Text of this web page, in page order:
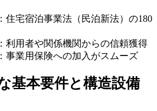
：住宅宿泊事業法（民泊新法）の180
：利用者や関係機関からの信頼獲得
：事業用保険への加入がスムーズ
基本要件と構造設備